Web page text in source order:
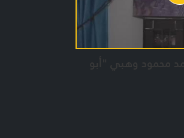
محمود وهبي "أبو